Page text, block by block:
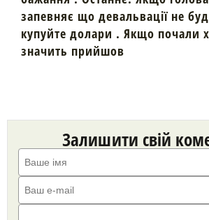
запевняє що девальвації не
купуйте долари . Якщо почали
значить прийшов
Залишити свій